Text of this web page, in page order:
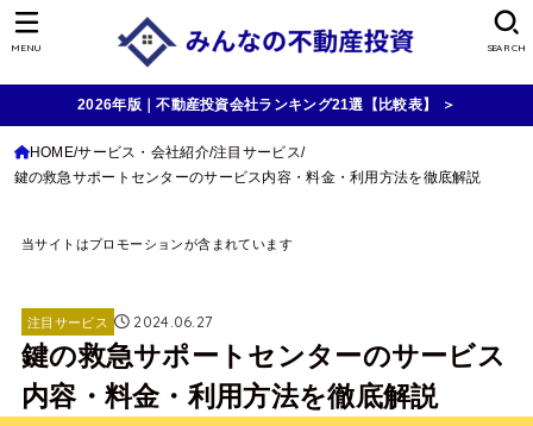
SEARCH
MENU
2026年版｜不動産投資会社ランキング21選【比較表】 ＞
HOME サービス・会社紹介 注目サービス
鍵の救急サポートセンターのサービス内容・料金・利用方法を徹底解説
当サイトはプロモーションが含まれています
注目サービス 2024.06.27
鍵の救急サポートセンターのサービス
内容・料金・利用方法を徹底解説